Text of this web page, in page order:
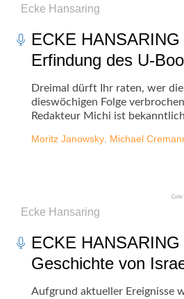
Ecke Hansaring
ECKE
Erfindung des U-
Dreimal dürft Ihr raten, wer
dieswöchigen Folge
Redakteur Michi ist
Moritz Janowsky Michael
Cole
Ecke Hansaring
ECKE
Geschichte von
Aufgrund aktueller Ereignisse